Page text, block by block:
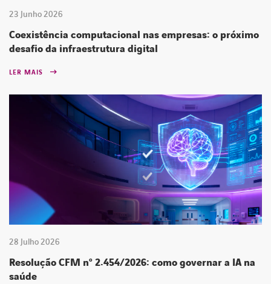
23 Junho 2026
Coexistência computacional nas empresas: o próximo
desafio da infraestrutura digital
LER MAIS
28 Julho 2026
Resolução CFM nº 2.454/2026: como governar a IA na
saúde